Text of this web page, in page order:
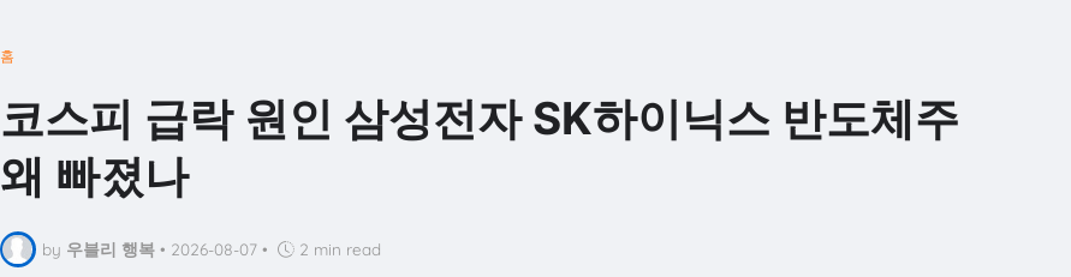
홈
코스피 급락 원인 삼성전자 SK하이닉스 반도체주
왜 빠졌나
by 우블리 행복 • 2026-08-07 • 2 min read